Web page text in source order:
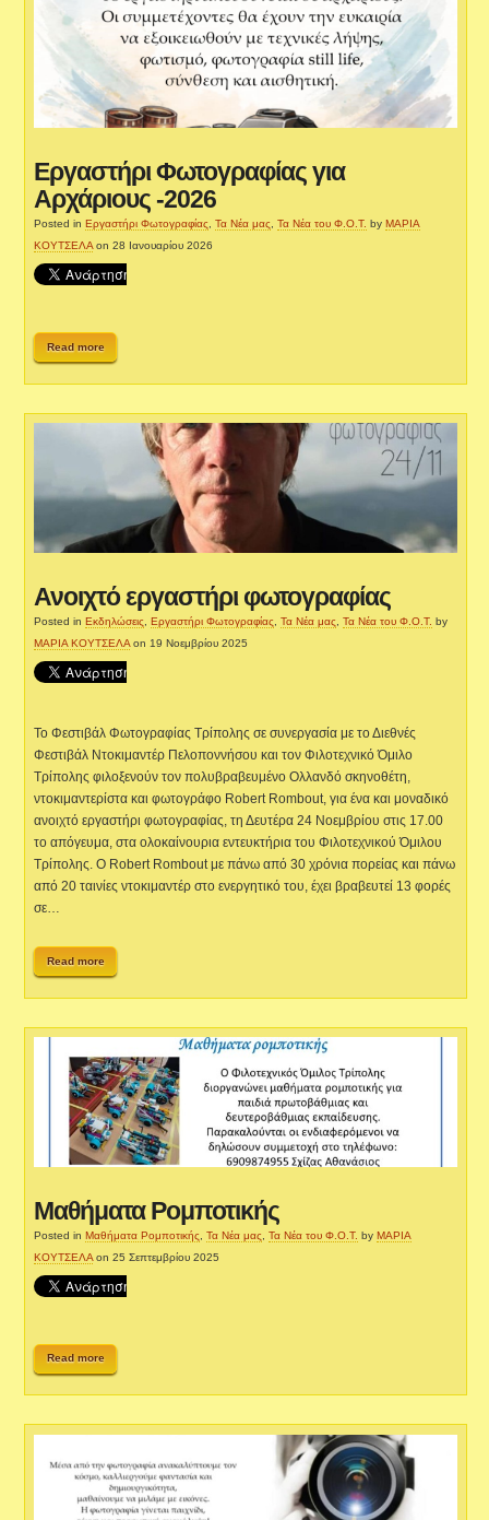
Εργαστήρι Φωτογραφίας για
Αρχάριους -2026
Posted in Εργαστήρι Φωτογραφίας,Τα Νέα μας,Τα Νέα του Φ.Ο.Τ. by ΜΑΡΙΑ
ΚΟΥΤΣΕΛΑ on 28 Ιανουαρίου 2026
Read more
Ανοιχτό εργαστήρι φωτογραφίας
Posted inΕκδηλώσεις ,Εργαστήρι Φωτογραφίας ,Τα Νέα μας ,Τα Νέα του Φ.Ο.Τ. by
ΜΑΡΙΑ ΚΟΥΤΣΕΛΑ on 19 Νοεμβρίου 2025
Το Φεστιβάλ Φωτογραφίας Τρίπολης σε συνεργασία με το Διεθνές
Φεστιβάλ Ντοκιμαντέρ Πελοποννήσου και τον Φιλοτεχνικό Όμιλο
Τρίπολης φιλοξενούν τον πολυβραβευμένο Ολλανδό σκηνοθέτη,
ντοκιμαντερίστα και φωτογράφο Robert Rombout, για ένα και μοναδικό
ανοιχτό εργαστήρι φωτογραφίας, τη Δευτέρα 24 Νοεμβρίου στις 17.00
το απόγευμα, στα ολοκαίνουρια εντευκτήρια του Φιλοτεχνικού Όμιλου
Τρίπολης. Ο Robert Rombout με πάνω από 30 χρόνια πορείας και πάνω
από 20 ταινίες ντοκιμαντέρ στο ενεργητικό του, έχει βραβευτεί 13 φορές
σε…
Read more
Μαθήματα Ρομποτικής
Posted inΜαθήματα Ρομποτικής ,Τα Νέα μας ,Τα Νέα του Φ.Ο.Τ. byΜΑΡΙΑ
ΚΟΥΤΣΕΛΑ on 25 Σεπτεμβρίου 2025
Read more